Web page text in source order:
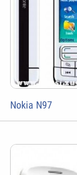
Nokia N97